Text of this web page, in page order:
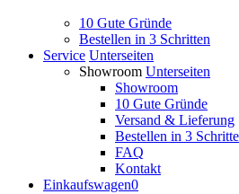
10 Gute Gründe
Bestellen in 3 Schritten
Service Unterseiten
Showroom Unterseiten
Showroom
10 Gute Gründe
Versand & Lieferung
Bestellen in 3
FAQ
Kontakt
Einkaufswagen0